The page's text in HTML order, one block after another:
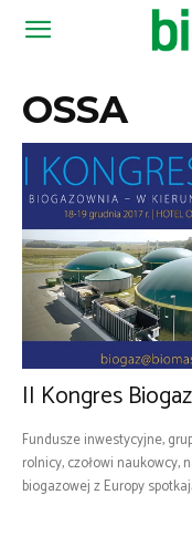
Magazyn
OSSA
II Kongres
Fundusze inwestycyjne,
rolnicy, czołowi naukowcy,
biogazowej z Europy